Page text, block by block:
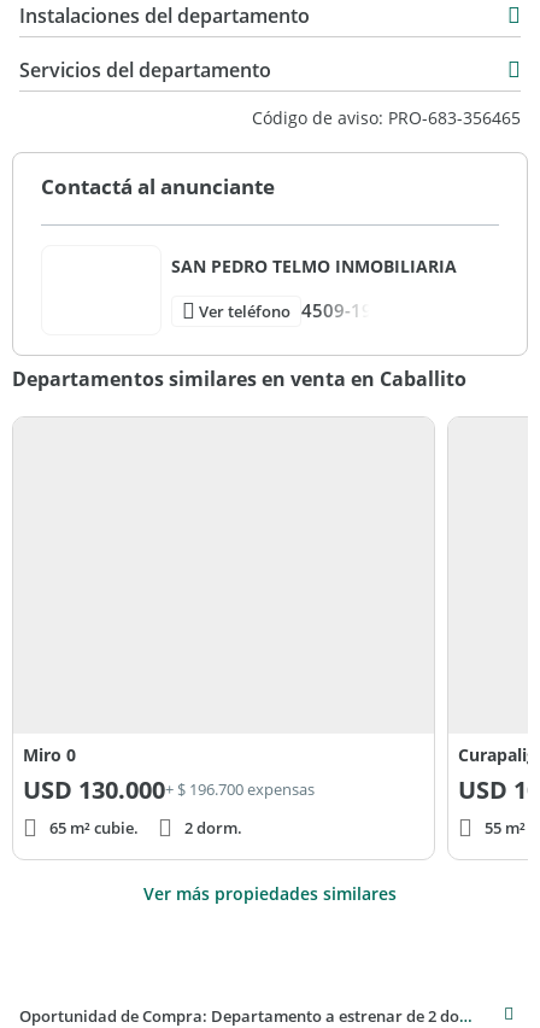
USD 118.000
50 m2
Instalaciones del departamento
Servicios del departamento
Código de aviso: PRO-683-356465
Contactá al anunciante
SAN PEDRO TELMO INMOBILIARIA
Ver teléfono 4509-19
Departamentos similares en venta en Caballito
Miro 0
USD 130.000+ $ 196.700 expensas
65 m² cubie.
2 dorm.
USD
55 m²
Ver más propiedades similares
Oportunidad de Compra: Departamento a estrenar de 2 dorms en Caballito